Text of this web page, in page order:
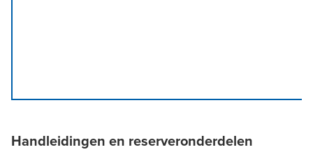
Handleidingen en reserveronderdelen